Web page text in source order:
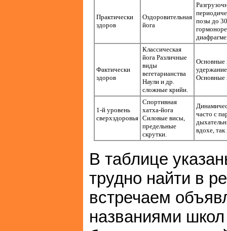
Практически
здоров
Оздоровительная
йога
позы до
Фактически
здоров
Классическая
йога Различные
виды
вегетарианства
Наули и др.
сложные крийи.
Основные
Основные
1-й уровень
сверхздоровья
Спортивная
хатха-йога
Силовые висы,
предельные
скрутки.
часто с
вдохе,
В таблице
трудно найти в
встречаем
названиями